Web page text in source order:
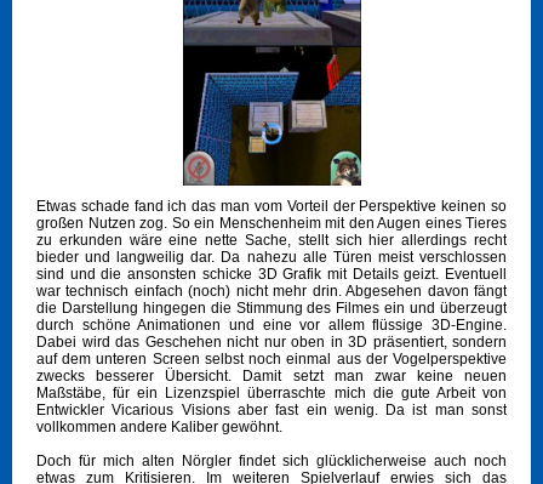
Etwas schade fand ich das man vom Vorteil der Perspektive keinen so
großen Nutzen zog. So ein Menschenheim mit den Augen eines Tieres
zu erkunden wäre eine nette Sache, stellt sich hier allerdings recht
bieder und langweilig dar. Da nahezu alle Türen meist verschlossen
sind und die ansonsten schicke 3D Grafik mit Details geizt. Eventuell
war technisch einfach (noch) nicht mehr drin. Abgesehen davon fängt
die Darstellung hingegen die Stimmung des Filmes ein und überzeugt
durch schöne Animationen und eine vor allem flüssige 3D-Engine.
Dabei wird das Geschehen nicht nur oben in 3D präsentiert, sondern
auf dem unteren Screen selbst noch einmal aus der Vogelperspektive
zwecks besserer Übersicht. Damit setzt man zwar keine neuen
Maßstäbe, für ein Lizenzspiel überraschte mich die gute Arbeit von
Entwickler Vicarious Visions aber fast ein wenig. Da ist man sonst
vollkommen andere Kaliber gewöhnt.
Doch für mich alten Nörgler findet sich glücklicherweise auch noch
etwas zum Kritisieren. Im weiteren Spielverlauf erwies sich das